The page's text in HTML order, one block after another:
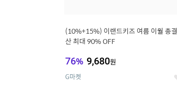
(10%+15%) 이랜드키즈 여름 이월 총결
산 최대 90% OFF
76% 9,680원
G마켓